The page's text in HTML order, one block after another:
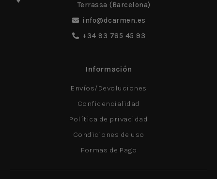
Terrassa (Barcelona)
info@dcarmen.es
+34 93 785 45 93
Información
Envíos/Devoluciones
Confidencialidad
Política de privacidad
Condiciones de uso
Formas de Pago